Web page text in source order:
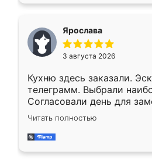
Ярослава
3 августа 2026
Кухню здесь заказали.
телеграмм. Выбрали
Согласовали день для
недели кухня была уже
довольны работой.
мебель за качественную
Читать полностью